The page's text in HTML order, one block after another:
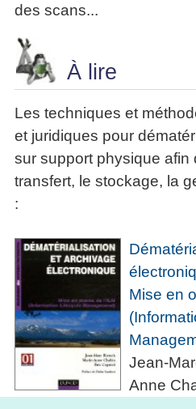
des scans...
À lire
Les techniques et
et juridiques pour
sur support physique afin
transfert, le stockage, la
:
Mise en
Jean-
Anne